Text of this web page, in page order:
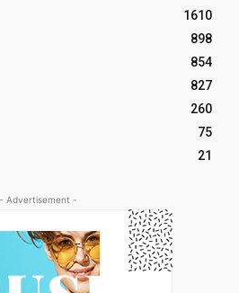
1610
898
854
827
260
75
21
- Advertisement -